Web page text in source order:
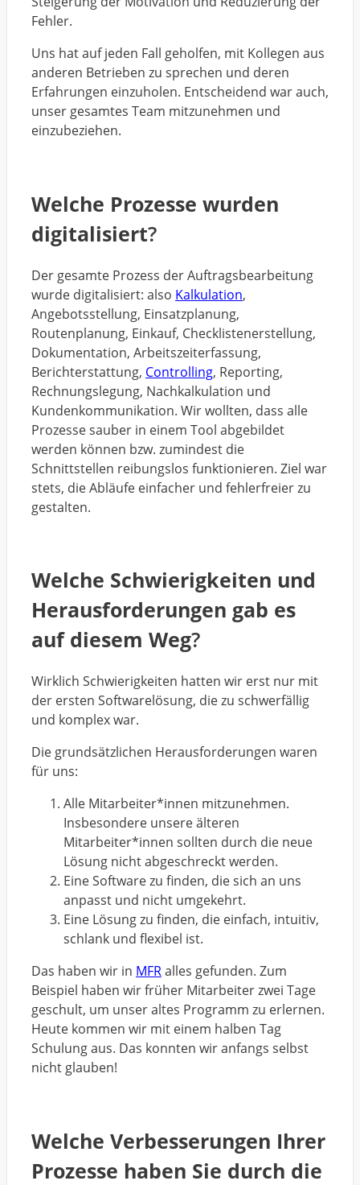
Fehler.
Uns hat auf jeden Fall geholfen, mit Kollegen aus
anderen Betrieben zu sprechen und deren
Erfahrungen einzuholen. Entscheidend war auch,
unser gesamtes Team mitzunehmen und
einzubeziehen.
Welche Prozesse wurden
digitalisiert?
Der gesamte Prozess der Auftragsbearbeitung
wurde digitalisiert: also Kalkulation,
Angebotsstellung, Einsatzplanung,
Routenplanung, Einkauf, Checklistenerstellung,
Dokumentation, Arbeitszeiterfassung,
Berichterstattung, Controlling, Reporting,
Rechnungslegung, Nachkalkulation und
Kundenkommunikation. Wir wollten, dass alle
Prozesse sauber in einem Tool abgebildet
werden können bzw. zumindest die
Schnittstellen reibungslos funktionieren. Ziel war
stets, die Abläufe einfacher und fehlerfreier zu
gestalten.
Welche Schwierigkeiten und
Herausforderungen gab es
auf diesem Weg?
Wirklich Schwierigkeiten hatten wir erst nur mit
der ersten Softwarelösung, die zu schwerfällig
und komplex war.
Die grundsätzlichen Herausforderungen waren
für uns:
Alle Mitarbeiter*innen mitzunehmen.
Insbesondere unsere älteren
Mitarbeiter*innen sollten durch die neue
Lösung nicht abgeschreckt werden.
Eine Software zu finden, die sich an uns
anpasst und nicht umgekehrt.
Eine Lösung zu finden, die einfach, intuitiv,
schlank und flexibel ist.
Das haben wir in MFRalles gefunden. Zum
Beispiel haben wir früher Mitarbeiter zwei Tage
geschult, um unser altes Programm zu erlernen.
Heute kommen wir mit einem halben Tag
Schulung aus. Das konnten wir anfangs selbst
nicht glauben!
Welche Verbesserungen Ihrer
Prozesse haben Sie durch die